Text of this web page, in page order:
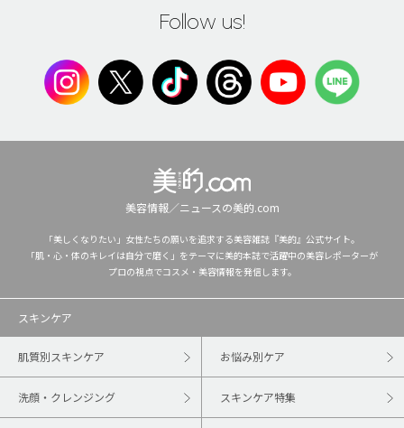
Follow us!
美容情報／ニュースの美的.com
「美しくなりたい」女性たちの願いを追求する美容雑誌『美的』公式サイト。
「肌・心・体のキレイは自分で磨く」をテーマに美的本誌で活躍中の美容レポーターが
プロの視点でコスメ・美容情報を発信します。
スキンケア
肌質別スキンケア お悩み別ケア
洗顔・クレンジング スキンケア特集